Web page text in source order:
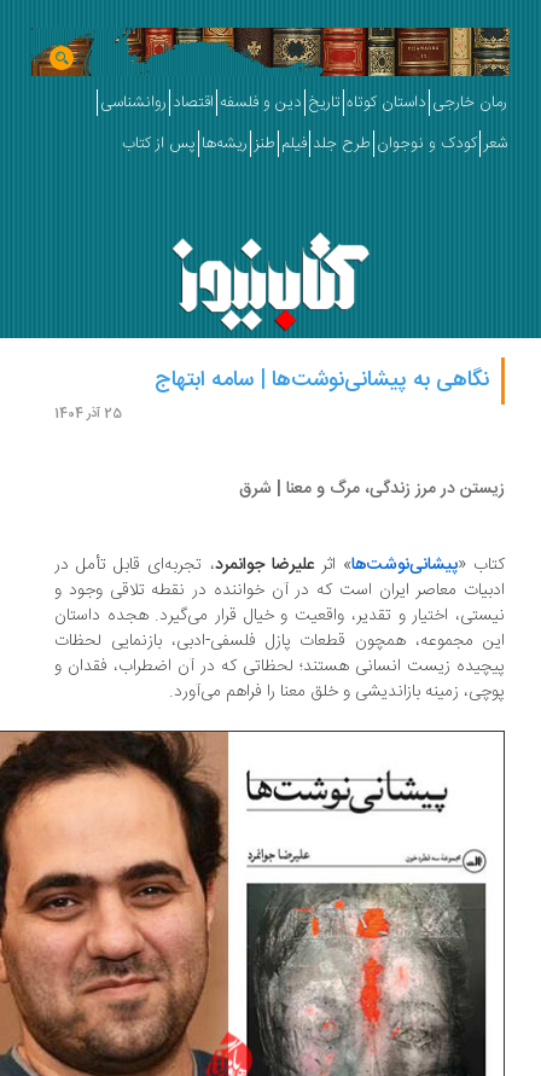
خارجی داستان کوتاه تاریخ دین و فلسفه اقتصاد روانشناسی
کودک و نوجوان طرح جلد فیلم طنز ریشه‌ها پس از کتاب
نگاهی به پیشانی‌نوشت‌ها | سامه ابتهاج
در مرز زندگی، مرگ و معنا | شرق
«پیشانی‌نوشت‌ها» اثرعلیرضا جوانمرد، تجربه‌ای قابل ‌تأمل در
معاصر ایران است که در آن خواننده در نقطه‌ تلاقی وجود و
اختیار و تقدیر، واقعیت و خیال قرار می‌گیرد. هجده داستان
مجموعه، همچون قطعات پازل فلسفی-ادبی، بازنمایی لحظات
زیست انسانی هستند؛ لحظاتی که در آن اضطراب، فقدان و
زمینه بازاندیشی و خلق معنا را فراهم می‌آورد.